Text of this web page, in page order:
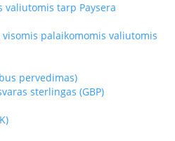
valiutomis tarp Paysera
palaikomomis valiutomis
pervedimas)
sterlingas (GBP)